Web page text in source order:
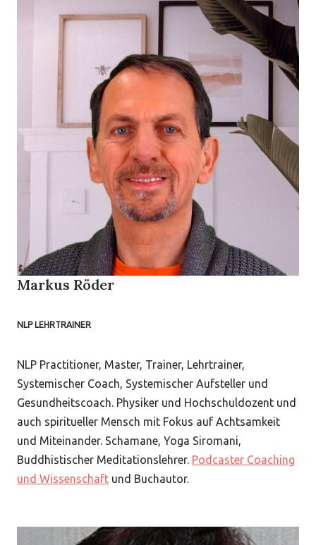
Markus Röder
NLP LEHRTRAINER
NLP Practitioner, Master, Trainer, Lehrtrainer,
Systemischer Coach, Systemischer Aufsteller und
Gesundheitscoach. Physiker und Hochschuldozent und
auch spiritueller Mensch mit Fokus auf Achtsamkeit
und Miteinander. Schamane, Yoga Siromani,
Buddhistischer Meditationslehrer. Podcaster Coaching
und Wissenschaft und Buchautor.